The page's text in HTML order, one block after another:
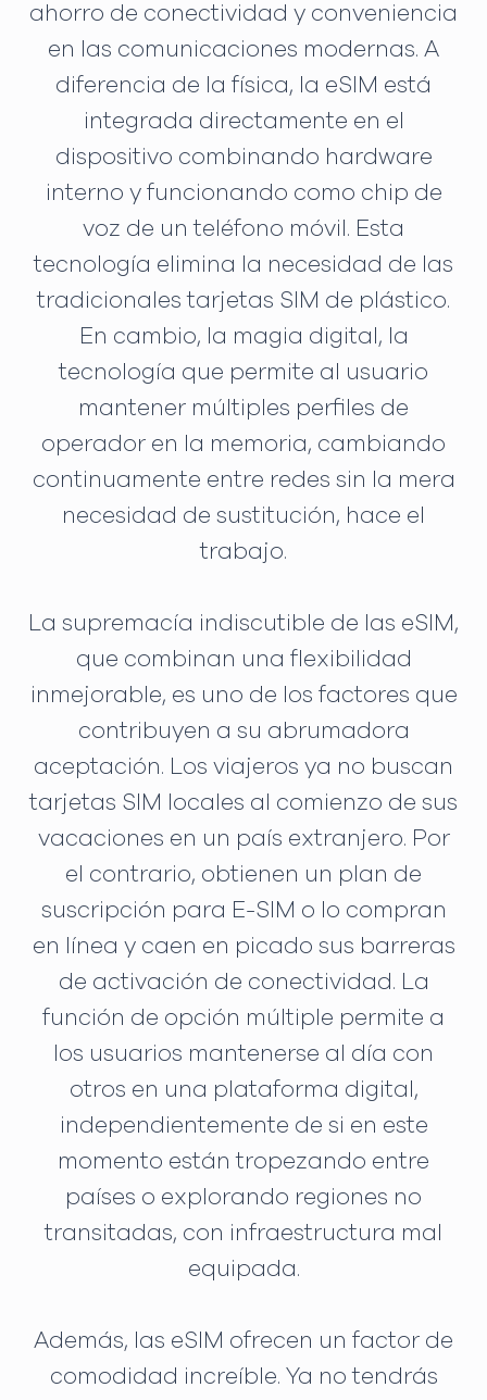
ahorro de conectividad y conveniencia
en las comunicaciones modernas. A
diferencia de la física, la eSIM está
integrada directamente en el
dispositivo combinando hardware
interno y funcionando como chip de
voz de un teléfono móvil. Esta
tecnología elimina la necesidad de las
tradicionales tarjetas SIM de plástico.
En cambio, la magia digital, la
tecnología que permite al usuario
mantener múltiples perfiles de
operador en la memoria, cambiando
continuamente entre redes sin la mera
necesidad de sustitución, hace el
trabajo.
La supremacía indiscutible de las eSIM,
que combinan una flexibilidad
inmejorable, es uno de los factores que
contribuyen a su abrumadora
aceptación. Los viajeros ya no buscan
tarjetas SIM locales al comienzo de sus
vacaciones en un país extranjero. Por
el contrario, obtienen un plan de
suscripción para E-SIM o lo compran
en línea y caen en picado sus barreras
de activación de conectividad. La
función de opción múltiple permite a
los usuarios mantenerse al día con
otros en una plataforma digital,
independientemente de si en este
momento están tropezando entre
países o explorando regiones no
transitadas, con infraestructura mal
equipada.
Además, las eSIM ofrecen un factor de
comodidad increíble. Ya no tendrás